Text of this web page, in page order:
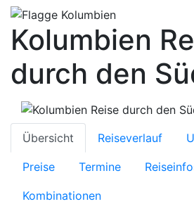
Kolumbien
durch den
Übersicht
Reiseverlauf
Preise Termine
Kombinationen